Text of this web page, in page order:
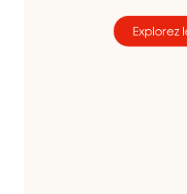
Explorez